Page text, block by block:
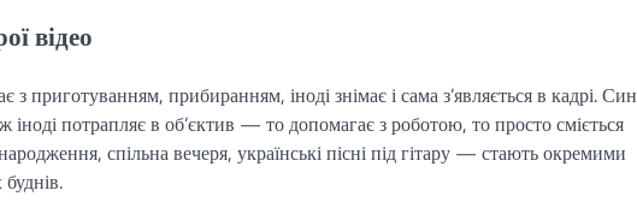
відео
приготуванням, прибиранням, іноді знімає і сама з’являється в кадрі. Син
потрапляє в об’єктив — то допомагає з роботою, то просто сміється
спільна вечеря, українські пісні під гітару — стають окремими